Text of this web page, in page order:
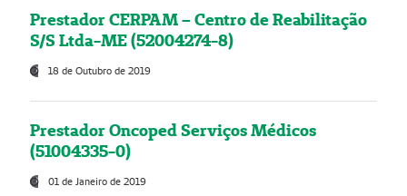
Prestador CERPAM – Centro de Reabilitação
S/S Ltda-ME (52004274-8)
18 de Outubro de 2019
Prestador Oncoped Serviços Médicos
(51004335-0)
01 de Janeiro de 2019